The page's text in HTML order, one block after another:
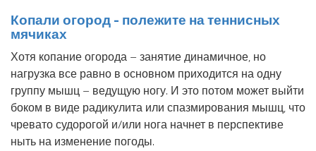
Копали огород - полежите на теннисных
мячиках
Хотя копание огорода – занятие динамичное, но
нагрузка все равно в основном приходится на одну
группу мышц – ведущую ногу. И это потом может выйти
боком в виде радикулита или спазмирования мышц, что
чревато судорогой и/или нога начнет в перспективе
ныть на изменение погоды.